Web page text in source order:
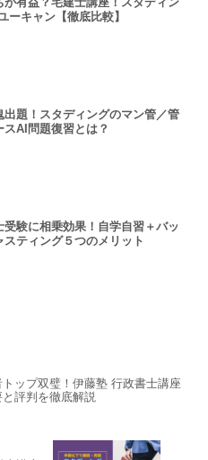
ーキャン【徹底比較】
出題！スタディングのマン管／管
スAI問題復習とは？
受験に相乗効果！自学自習＋バッ
スティング５つのメリット
ップ双璧！伊藤塾 行政書士講座
評判を徹底解説